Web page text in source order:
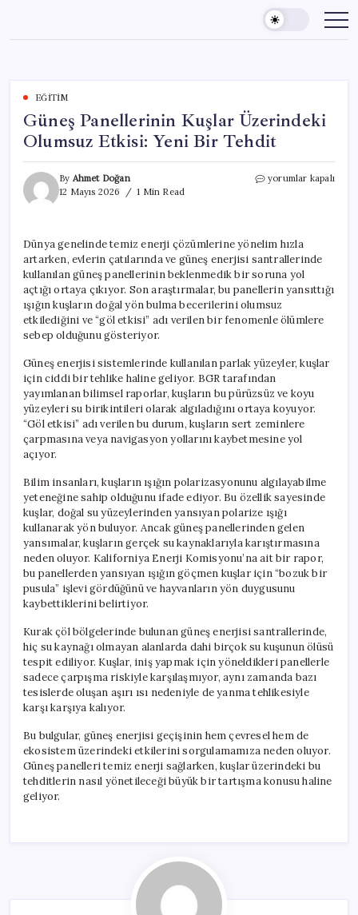
content
EĞITIM
Güneş Panellerinin Kuşlar Üzerindeki
Olumsuz Etkisi: Yeni Bir Tehdit
By Ahmet Doğan
12 Mayıs 2026
1 Min Read
Güneş
Etkisi:
Yeni
Bir
Tehdit
yorumlar kapalı
Dünya genelinde temiz enerji çözümlerine yönelim hızla
artarken, evlerin çatılarında ve güneş enerjisi santrallerinde
kullanılan güneş panellerinin beklenmedik bir soruna yol
açtığı ortaya çıkıyor. Son araştırmalar, bu panellerin yansıttığı
ışığın kuşların doğal yön bulma becerilerini olumsuz
etkilediğini ve “göl etkisi” adı verilen bir fenomenle ölümlere
sebep olduğunu gösteriyor.
Güneş enerjisi sistemlerinde kullanılan parlak yüzeyler, kuşlar
için ciddi bir tehlike haline geliyor. BGR tarafından
yayımlanan bilimsel raporlar, kuşların bu pürüzsüz ve koyu
yüzeyleri su birikintileri olarak algıladığını ortaya koyuyor.
“Göl etkisi” adı verilen bu durum, kuşların sert zeminlere
çarpmasına veya navigasyon yollarını kaybetmesine yol
açıyor.
Bilim insanları, kuşların ışığın polarizasyonunu algılayabilme
yeteneğine sahip olduğunu ifade ediyor. Bu özellik sayesinde
kuşlar, doğal su yüzeylerinden yansıyan polarize ışığı
kullanarak yön buluyor. Ancak güneş panellerinden gelen
yansımalar, kuşların gerçek su kaynaklarıyla karıştırmasına
neden oluyor. Kaliforniya Enerji Komisyonu’na ait bir rapor,
bu panellerden yansıyan ışığın göçmen kuşlar için “bozuk bir
pusula” işlevi gördüğünü ve hayvanların yön duygusunu
kaybettiklerini belirtiyor.
Kurak çöl bölgelerinde bulunan güneş enerjisi santrallerinde,
hiç su kaynağı olmayan alanlarda dahi birçok su kuşunun ölüsü
tespit ediliyor. Kuşlar, iniş yapmak için yöneldikleri panellerle
sadece çarpışma riskiyle karşılaşmıyor, aynı zamanda bazı
tesislerde oluşan aşırı ısı nedeniyle de yanma tehlikesiyle
karşı karşıya kalıyor.
Bu bulgular, güneş enerjisi geçişinin hem çevresel hem de
ekosistem üzerindeki etkilerini sorgulamamıza neden oluyor.
Güneş panelleri temiz enerji sağlarken, kuşlar üzerindeki bu
tehditlerin nasıl yönetileceği büyük bir tartışma konusu haline
geliyor.